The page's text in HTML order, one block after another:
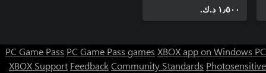
١٫٥٠٠ د.ك.‏
PC Game Pass PC Game Pass games XBOX app on Windows PC
XBOX Support FeedbackCommunity Standards Photosensitive